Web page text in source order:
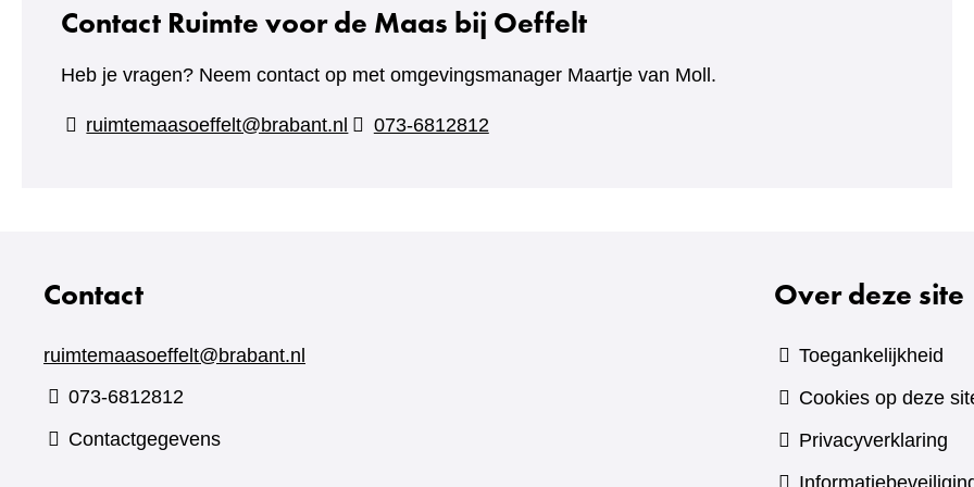
Contact Ruimte voor de Maas bij Oeffelt
Heb je vragen? Neem contact op met omgevingsmanager Maartje van Moll.
ruimtemaasoeffelt@brabant.nl 073-6812812
Contact
ruimtemaasoeffelt@brabant.nl
073-6812812
Contactgegevens
Over deze site
Toegankelijkheid
Cookies op deze
Privacyverklaring